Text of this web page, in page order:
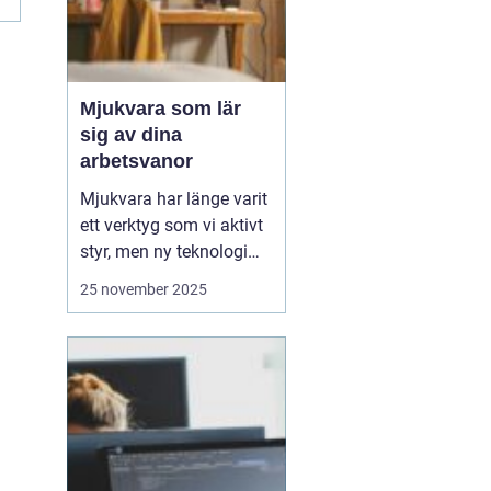
Mjukvara som lär
sig av dina
arbetsvanor
Mjukvara har länge varit
ett verktyg som vi aktivt
styr, men ny teknologi
gör att program idag kan
program kan analysera
hur du arbetar, vilka
appar du använder mest
och vilka uppgift...
25 november 2025